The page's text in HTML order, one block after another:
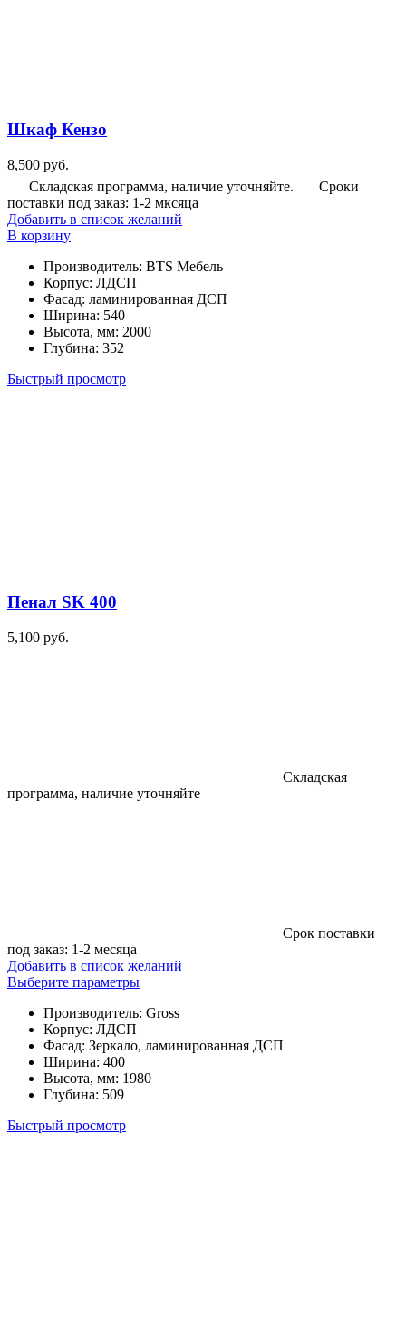
Шкаф Кензо
8,500 руб.
Складская программа, наличие уточняйте.
Сроки
поставки под заказ: 1-2 мксяца
Добавить в список желаний
В корзину
Производитель: BTS Мебель
Корпус: ЛДСП
Фасад: ламинированная ДСП
Ширина: 540
Высота, мм: 2000
Глубина: 352
Быстрый просмотр
Пенал SK 400
5,100 руб.
Складская
программа, наличие уточняйте
Cрок поставки
под заказ: 1-2 месяца
Добавить в список желаний
Выберите параметрыЭтот
имеет
вариаций.
можно
Производитель: Gross
Корпус: ЛДСП
Фасад: Зеркало, ламинированная ДСП
Ширина: 400
Высота, мм: 1980
Глубина: 509
Быстрый просмотр